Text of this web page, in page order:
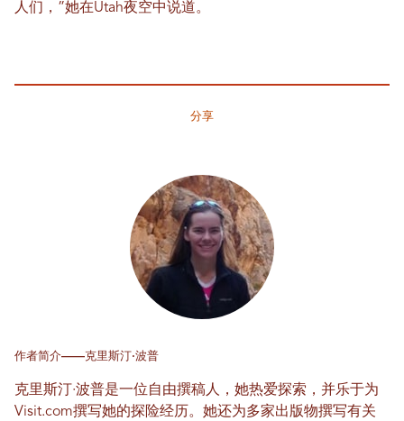
人们，”她在Utah夜空中说道。
分享
作者简介——克里斯汀·波普
克里斯汀·波普是一位自由撰稿人，她热爱探索，并乐于为
Visit.com撰写她的探险经历。她还为多家出版物撰写有关